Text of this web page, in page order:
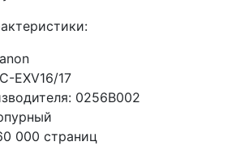
EXV16/17
0256B002
000 страниц